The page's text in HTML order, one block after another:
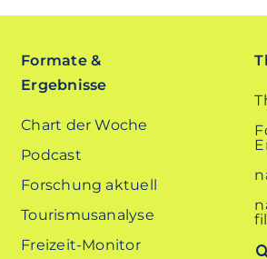
Formate &
Ergebnisse
Chart der Woche
Podcast
Forschung aktuell
Tourismusanalyse
Freizeit-Monitor